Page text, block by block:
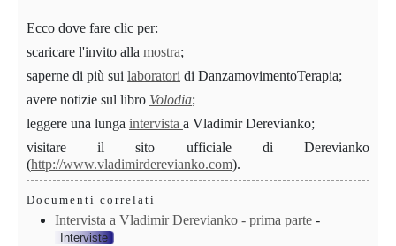
Ecco dove fare clic per:
scaricare l'invito alla mostra;
saperne di più sui laboratori di DanzamovimentoTerapia;
avere notizie sul libro Volodia;
leggere una lunga intervista a Vladimir Derevianko;
visitare il sito ufficiale di Derevianko
(http://www.vladimirderevianko.com).
Documenti correlati
Intervista a Vladimir Derevianko ‑ prima parte -
Interviste